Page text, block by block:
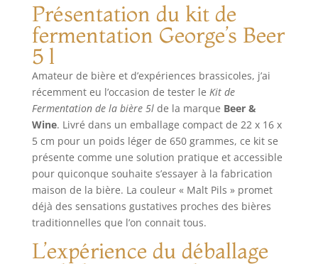
Lager)
à la brasser à tout
moment de l'année.
Savourez votre
bière! FACILE et
d'utilisation des
malts prêts à
l'emploi rend ces
produits adaptés à
ceux qui veulent
commencer
immédiatement à
produire leurs
premières
bouteilles. Brasser
de la bière
artisanale sera un
jeu d'enfant.
Présentation du kit de
fermentation George’s Beer
5 l
Amateur de bière et d’expériences brassicoles, j’ai
récemment eu l’occasion de tester le Kit de
Fermentation de la bière 5lde la marque Beer &
Wine. Livré dans un emballage compact de 22 x 16 x
5 cm pour un poids léger de 650 grammes, ce kit se
présente comme une solution pratique et accessible
pour quiconque souhaite s’essayer à la fabrication
maison de la bière. La couleur « Malt Pils » promet
déjà des sensations gustatives proches des bières
traditionnelles que l’on connait tous.
L’expérience du déballage